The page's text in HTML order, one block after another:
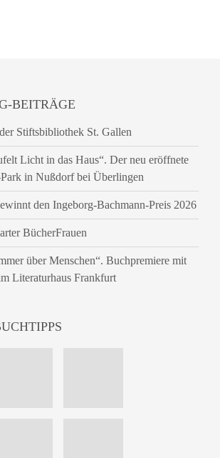
BEITRÄGE
Stiftsbibliothek St. Gallen
Licht in das Haus“. Der neu eröffnete
in Nußdorf bei Überlingen
den Ingeborg-Bachmann-Preis 2026
BücherFrauen
über Menschen“. Buchpremiere mit
Literaturhaus Frankfurt